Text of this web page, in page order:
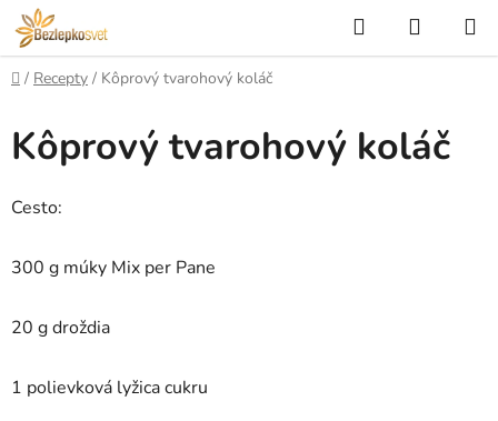
Prejsť
na
obsah
Hľadať
KOŠÍK
Domov
/ Recepty / Kôprový tvarohový koláč
Kôprový tvarohový koláč
Cesto:
300 g múky Mix per Pane
20 g droždia
1 polievková lyžica cukru